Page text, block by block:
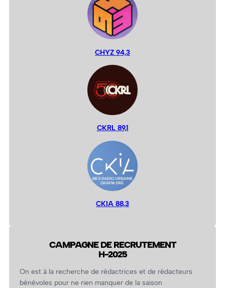
CHYZ 94,3
CKRL 89,1
CKIA 88,3
CAMPAGNE DE RECRUTEMENT
H-2025
On est à la recherche de rédactrices et de rédacteurs
bénévoles pour ne rien manquer de la saison